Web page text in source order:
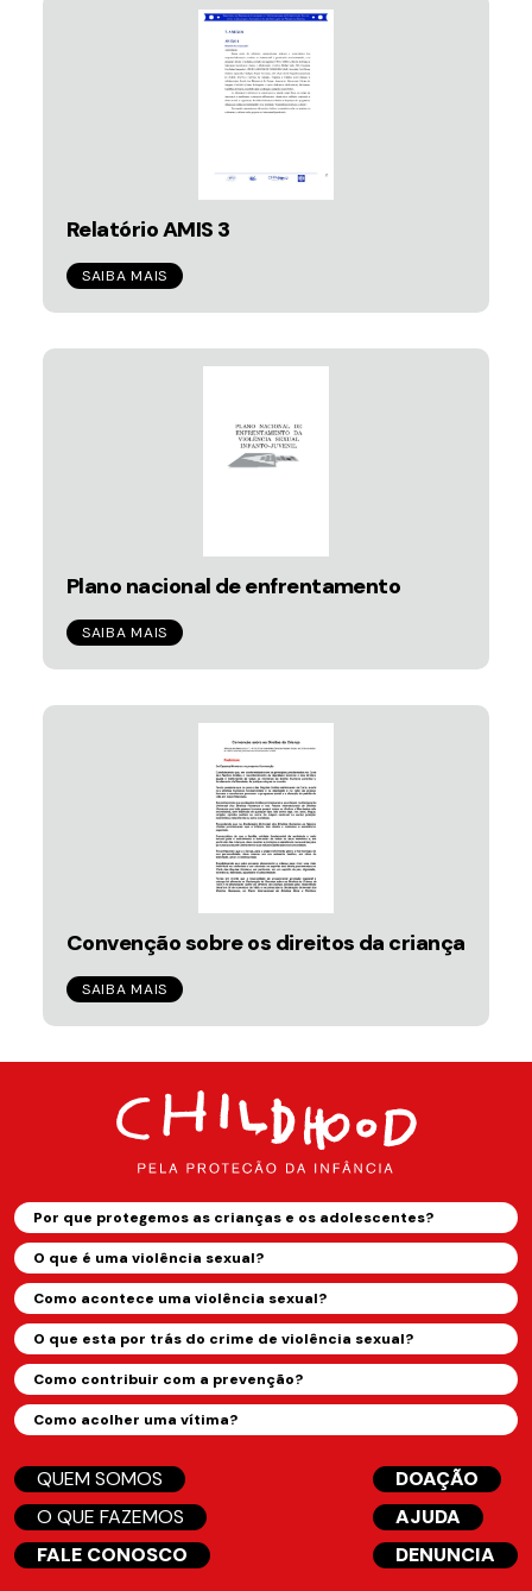
Relatório AMIS 3
SAIBA MAIS
Plano nacional de enfrentamento
SAIBA MAIS
Convenção sobre os direitos da criança
SAIBA MAIS
Por que protegemos as crianças e os adolescentes?
O que é uma violência sexual?
Como acontece uma violência sexual?
O que esta por trás do crime de violência sexual?
Como contribuir com a prevenção?
Como acolher uma vítima?
QUEM SOMOS
O QUE FAZEMOS
FALE CONOSCO
DOAÇÃO
AJUDA
DENUNCIA